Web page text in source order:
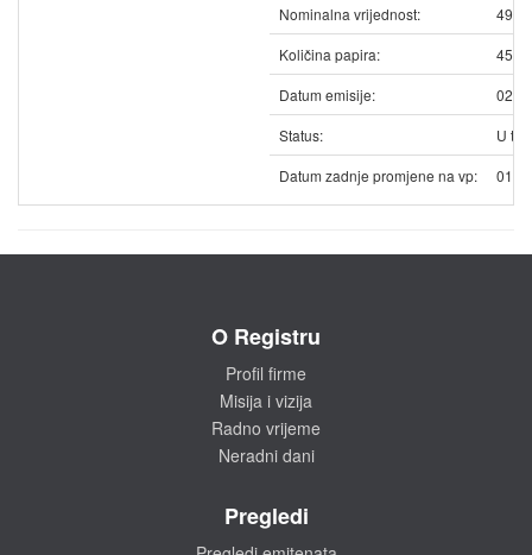
Nominalna vrijednost:
49.00
Količina papira:
Datum emisije:
Status:
U
Datum zadnje promjene na vp:
O Registru
Profil firme
Misija i vizija
Radno vrijeme
Neradni dani
Pregledi